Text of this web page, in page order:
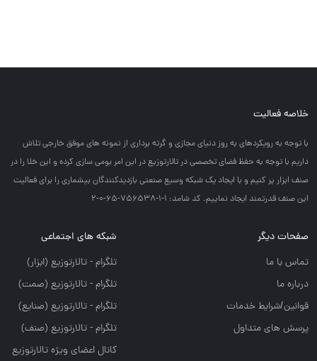
خلاصه فعالیت
با توجه به رويكردهاي به روز دنياي مجازي و گرته برداري از نمونه هاي موفق خارجي تلاش
داريم با توجه به حفظ فضاي تخصصي در تالارتوزيع در اين امر بومي سازي كرده و اين خلا را در
صنف ابزار پر كنيم و با ايجاد يك شبكه وسيع صنعتي بازديدكنندگان بيشماري را براي فعاليت
اين صنف قدرتمند ايجاد نماييم. کد شامد: 1-1-756538-65-0-2
صفحات دیگر
تماس با ما
درباره ما
قوانین/شرایط خدمات
پرسش های متداول
شبکه های اجتماعی
تلگرام - تالارتوزيع (ابزار)
تلگرام - تالارتوزيع (صمت)
تلگرام - تالارتوزيع (صنايع)
تلگرام - تالارتوزیع (صنف)
کانال اعضای ویژه تالارتوزیع